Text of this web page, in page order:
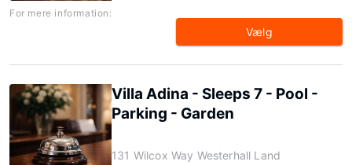
For mere information:
Vælg
Villa Adina - Sleeps 7 - Pool -
Parking - Garden
131 Wilcox Way Westerhall Land